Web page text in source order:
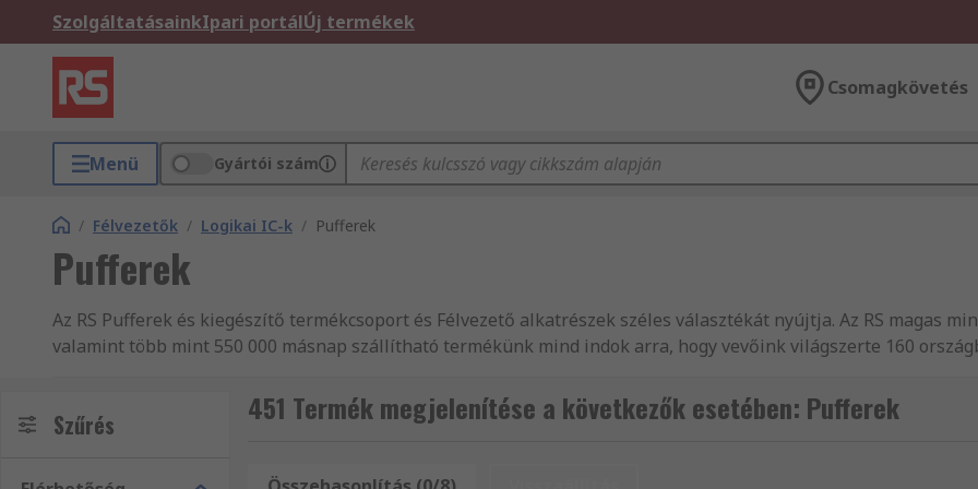
SzolgáltatásainkIpari portálÚj termékek
Csomagkövetés
Menü Gyártói szám
/ Félvezetők / Logikai IC-k / Pufferek
Pufferek
Az RS Pufferek és kiegészítő termékcsoport és Félvezető alkatrészek széles választékát nyújtja. Az RS magas
valamint több mint 550 000 másnap szállítható termékünk mind indok arra, hogy vevőink világszerte 160
ipari termékeket forgalmaz. A teljes Elektronikus alkatrészek, elektromos készülékek és csatlakozók
logikai alkatrészek, megtekintéséhez egyszerűen böngéssze weboldalunkat. Amennyiben műszaki tanácsadásra
és kiegészítő termékeket vásárol nagy tételben, vagy csupán egy-egy árucikket rendel, mindenképpen
Szűrés 451 Termék megjelenítése a következők esetében: Pufferek